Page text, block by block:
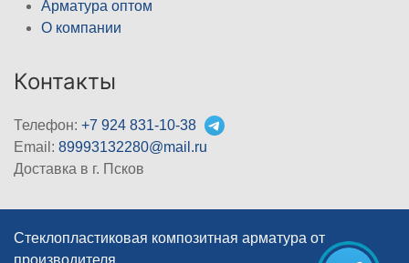
Арматура оптом
О компании
Контакты
Телефон: +7 924 831-10-38
Email: 89993132280@mail.ru
Доставка в г. Псков
Стеклопластиковая композитная арматура от
производителя